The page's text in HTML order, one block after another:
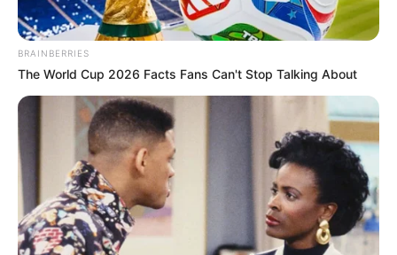
BRAINBERRIES
The World Cup 2026 Facts Fans Can't Stop Talking About